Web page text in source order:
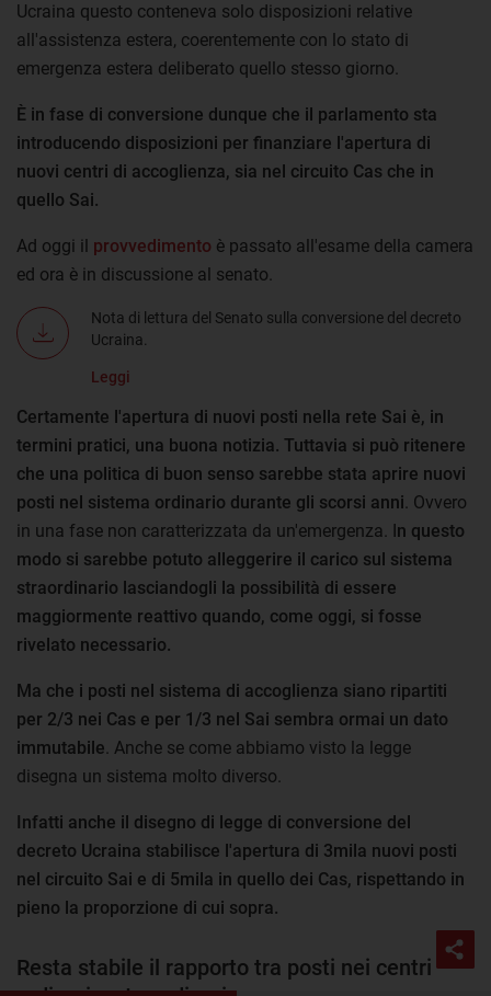
Ucraina questo conteneva solo disposizioni relative
all'assistenza estera, coerentemente con lo stato di
emergenza estera deliberato quello stesso giorno.
È in fase di conversione dunque che il parlamento sta
introducendo disposizioni per finanziare l'apertura di
nuovi centri di accoglienza, sia nel circuito Cas che in
quello Sai.
Ad oggi il provvedimento è passato all'esame della camera
ed ora è in discussione al senato.
Nota di lettura del Senato sulla conversione del decreto
Ucraina.
Leggi
Certamente l'apertura di nuovi posti nella rete Sai è, in
termini pratici, una buona notizia. Tuttavia si può ritenere
che una politica di buon senso sarebbe stata aprire nuovi
posti nel sistema ordinario durante gli scorsi anni. Ovvero
in una fase non caratterizzata da un'emergenza. In questo
modo si sarebbe potuto alleggerire il carico sul sistema
straordinario lasciandogli la possibilità di essere
maggiormente reattivo quando, come oggi, si fosse
rivelato necessario.
Ma che i posti nel sistema di accoglienza siano ripartiti
per 2/3 nei Cas e per 1/3 nel Sai sembra ormai un dato
immutabile. Anche se come abbiamo visto la legge
disegna un sistema molto diverso.
Infatti anche il disegno di legge di conversione del
decreto Ucraina stabilisce l'apertura di 3mila nuovi posti
nel circuito Sai e di 5mila in quello dei Cas, rispettando in
pieno la proporzione di cui sopra.
Resta stabile il rapporto tra posti nei centri